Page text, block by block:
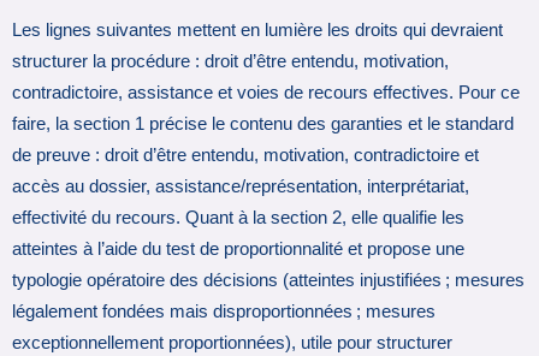
Les lignes suivantes mettent en lumière les droits qui devraient
structurer la procédure : droit d’être entendu, motivation,
contradictoire, assistance et voies de recours effectives. Pour ce
faire, la section 1 précise le contenu des garanties et le standard
de preuve : droit d’être entendu, motivation, contradictoire et
accès au dossier, assistance/représentation, interprétariat,
effectivité du recours. Quant à la section 2, elle qualifie les
atteintes à l’aide du test de proportionnalité et propose une
typologie opératoire des décisions (atteintes injustifiées ; mesures
légalement fondées mais disproportionnées ; mesures
exceptionnellement proportionnées), utile pour structurer